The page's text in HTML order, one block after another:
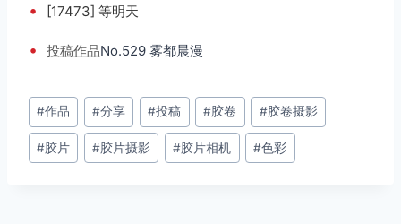
• [17473] 等明天
• 投稿作品No.529 雾都晨漫
文
章
标
#作品 #分享 #投稿 #胶卷 #胶卷摄影
#胶片 #胶片摄影 #胶片相机 #色彩